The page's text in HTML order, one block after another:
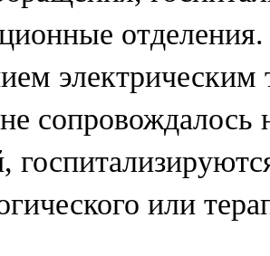
электрическим
или